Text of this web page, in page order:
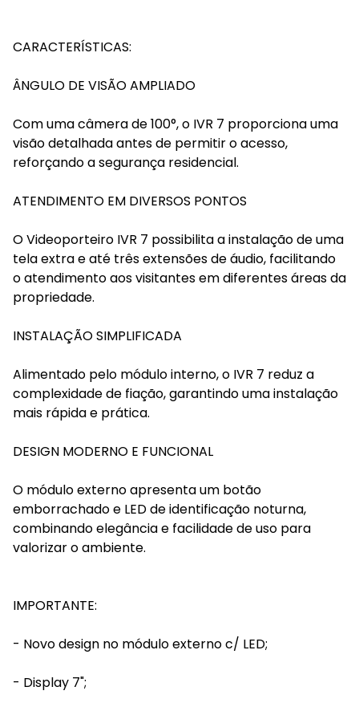
CARACTERÍSTICAS:
ÂNGULO DE VISÃO AMPLIADO
Com uma câmera de 100°, o IVR 7 proporciona uma
visão detalhada antes de permitir o acesso,
reforçando a segurança residencial.
ATENDIMENTO EM DIVERSOS PONTOS
O Videoporteiro IVR 7 possibilita a instalação de uma
tela extra e até três extensões de áudio, facilitando
o atendimento aos visitantes em diferentes áreas da
propriedade.
INSTALAÇÃO SIMPLIFICADA
Alimentado pelo módulo interno, o IVR 7 reduz a
complexidade de fiação, garantindo uma instalação
mais rápida e prática.
DESIGN MODERNO E FUNCIONAL
O módulo externo apresenta um botão
emborrachado e LED de identificação noturna,
combinando elegância e facilidade de uso para
valorizar o ambiente.
IMPORTANTE:
- Novo design no módulo externo c/ LED;
- Display 7";